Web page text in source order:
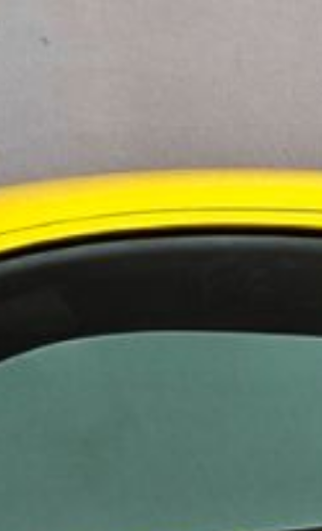
användning av AI. 95 procent av
anser att detta utgör en betydande
godkända alternativ för
av organisationerna rapporterar att
anser att upprättande av
april 2026, med svar från 600 ledande
och tillverkning. Veeam strävar
AI är säkrade och motståndskraftiga
i Norden